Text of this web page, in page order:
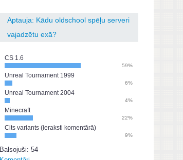
Aptauja: Kādu oldschool spēļu serveri
vajadzētu exā?
CS 1.6
59%
Unreal Tournament 1999
6%
Unreal Tournament 2004
4%
Minecraft
22%
Cits variants (ieraksti komentārā)
9%
Balsojuši: 54